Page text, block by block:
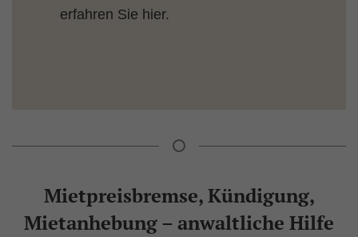
erfahren Sie hier.
Mietpreisbremse, Kündigung,
Mietanhebung – anwaltliche Hilfe